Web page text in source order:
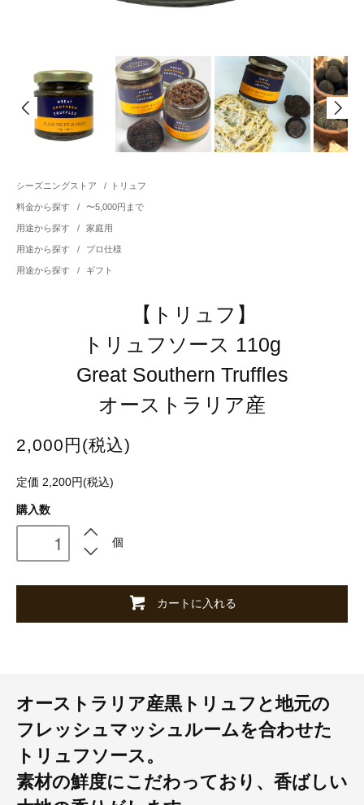
シーズニングストア / トリュフ
料金から探す / 〜5,000円まで
用途から探す / 家庭用
用途から探す / プロ仕様
用途から探す / ギフト
【トリュフ】
トリュフソース 110g
Great Southern Truffles
オーストラリア産
2,000円(税込)
定価 2,200円(税込)
購入数
個
カートに入れる
オーストラリア産黒トリュフと地元の
フレッシュマッシュルームを合わせた
トリュフソース。
素材の鮮度にこだわっており、香ばしい